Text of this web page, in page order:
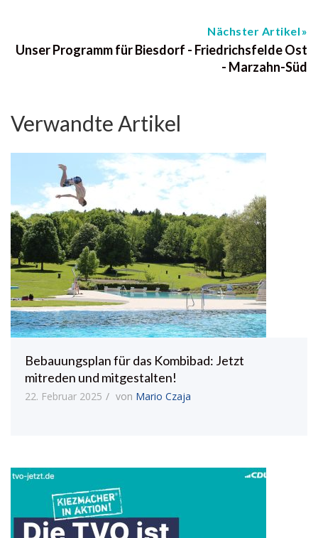
Nächster Artikel
Unser Programm für Biesdorf - Friedrichsfelde Ost
- Marzahn-Süd
Verwandte Artikel
Bebauungsplan für das Kombibad: Jetzt
mitreden und mitgestalten!
22. Februar 2025 von Mario Czaja